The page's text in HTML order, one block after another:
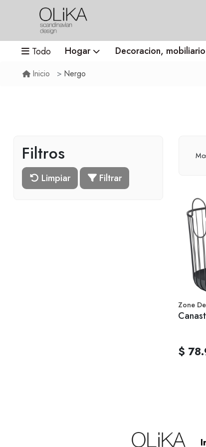
Todo Hogar Decoracion,
Inicio Nergo
Filtros
Limpiar Filtrar
Zone
$